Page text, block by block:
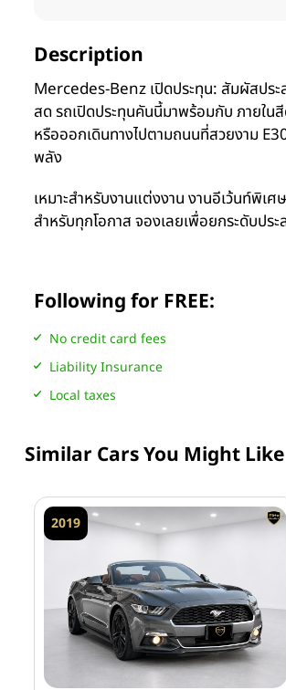
Description
Mercedes-Benz เปิดประทุน: สัมผัสปร
สด รถเปิดประทุนคันนี้มาพร้อมกับ ภายใน
หรือออกเดินทางไปตามถนนที่สวยงาม
พลัง
เหมาะสำหรับงานแต่งงาน งานอีเว้นท์พิ
สำหรับทุกโอกาส จองเลยเพื่อยกระดับ
Following for FREE:
No credit card fees
Liability Insurance
Local taxes
Similar Cars You Might Like
2019